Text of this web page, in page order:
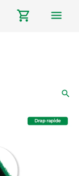
shopping_cart menu
search